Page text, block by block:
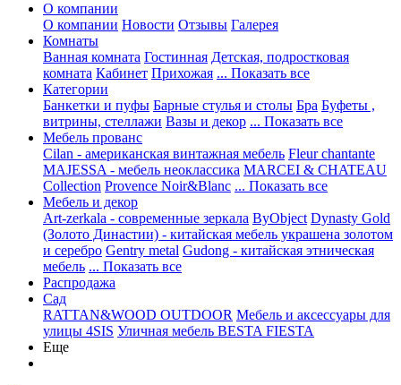
О компании
О компании Новости Отзывы Галерея
Комнаты
Ванная комната Гостинная Детская, подростковая
комната Кабинет Прихожая ... Показать все
Категории
Банкетки и пуфы Барные стулья и столы Бра Буфеты ,
витрины, стеллажи Вазы и декор ... Показать все
Мебель прованс
Cilan - американская винтажная мебель Fleur chantante
MAJESSA - мебель неоклассика MARCEI & CHATEAU
Collection Provence Noir&Blanc ... Показать все
Мебель и декор
Art-zerkala - современные зеркала ByObject Dynasty Gold
(Золото Династии) - китайская мебель украшена золотом
и серебро Gentry metal Gudong - китайская этническая
мебель ... Показать все
Распродажа
Сад
RATTAN&WOOD OUTDOOR Мебель и аксессуары для
улицы 4SIS Уличная мебель BESTA FIESTA
Еще